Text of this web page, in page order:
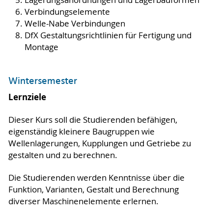
Verbindungselemente
Welle-Nabe Verbindungen
DfX Gestaltungsrichtlinien für Fertigung und
Montage
Wintersemester
Lernziele
Dieser Kurs soll die Studierenden befähigen,
eigenständig kleinere Baugruppen wie
Wellenlagerungen, Kupplungen und Getriebe zu
gestalten und zu berechnen.
Die Studierenden werden Kenntnisse über die
Funktion, Varianten, Gestalt und Berechnung
diverser Maschinenelemente erlernen.